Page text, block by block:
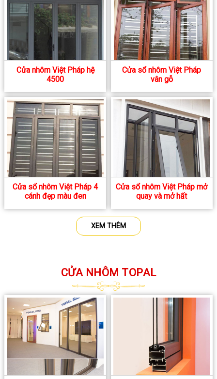
Cửa nhôm Việt Pháp hệ
4500
Cửa sổ nhôm Việt Pháp
vân gỗ
Cửa sổ nhôm Việt Pháp 4
cánh đẹp màu đen
Cửa sổ nhôm Việt Pháp mở
quay và mở hất
XEM THÊM
CỬA NHÔM TOPAL